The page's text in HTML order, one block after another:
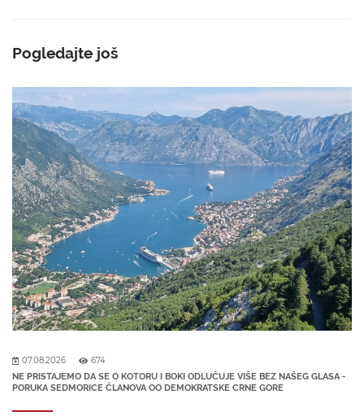
Pogledajte još
07.08.2026 674
NE PRISTAJEMO DA SE O KOTORU I BOKI ODLUČUJE VIŠE BEZ NAŠEG GLASA -
PORUKA SEDMORICE ČLANOVA OO DEMOKRATSKE CRNE GORE